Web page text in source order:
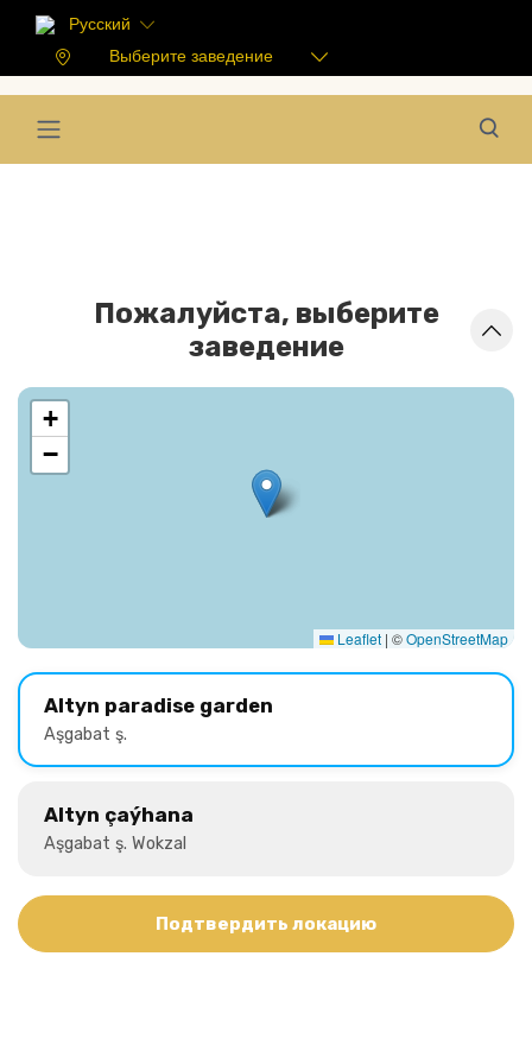
Русский
Выберите заведение
Пожалуйста, выберите
заведение
+
−
Leaflet | ©OpenStreetMap
Altyn paradise garden
Aşgabat ş.
Altyn çaýhana
Aşgabat ş. Wokzal
Подтвердить локацию